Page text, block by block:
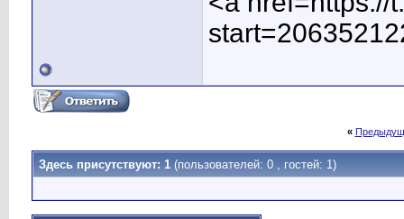
«
Здесь присутствуют: 1 (пользователей: 0 , гостей: 1)